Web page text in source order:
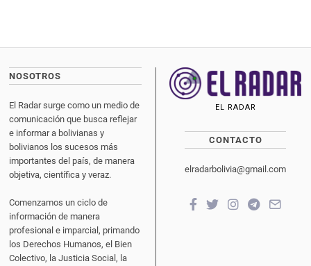
NOSOTROS
El Radar surge como un medio de
comunicación que busca reflejar
e informar a bolivianas y
bolivianos los sucesos más
importantes del país, de manera
objetiva, científica y veraz.
Comenzamos un ciclo de
información de manera
profesional e imparcial, primando
los Derechos Humanos, el Bien
Colectivo, la Justicia Social, la
EL RADAR
CONTACTO
elradarbolivia@gmail.com